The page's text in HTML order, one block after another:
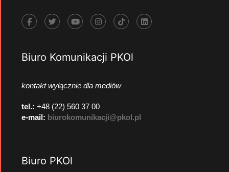
Biuro Komunikacji PKOl
kontakt wyłącznie dla mediów
tel.: +48 (22) 560 37 00
e-mail: biurokomunikacji@pkol.pl
Biuro PKOl